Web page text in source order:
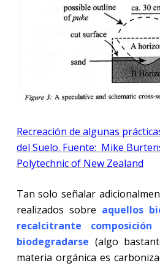
Recreación de algunas
del Suelo. Fuente: Mike
Polytechnic of New Zealand
Tan solo señalar
realizados sobre aquellos
recalcitrante
biodegradarse (algo
materia orgánica es